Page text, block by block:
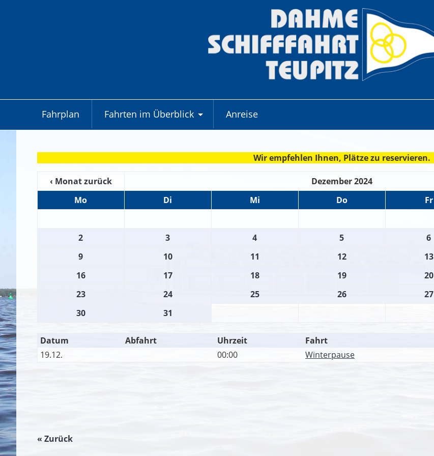
Fahrplan Fahrten im Überblick Anreise
Wir empfehlen Ihnen, Plätze zu reservieren.
‹ Monat zurück Dezember 2024
Mo
Di Mi Do Fr
2
3 4 5 6
9
10 11 12 13
16
17 18 19 20
23
24 25 26 27
30
31
Datum Abfahrt Uhrzeit Fahrt
19.12.
00:00 Winterpause
« Zurück